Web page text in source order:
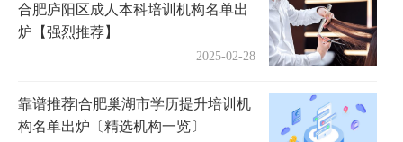
合肥庐阳区成人本科培训机构名单出
炉【强烈推荐】
2025-02-28
靠谱推荐|合肥巢湖市学历提升培训机
构名单出炉〔精选机构一览〕